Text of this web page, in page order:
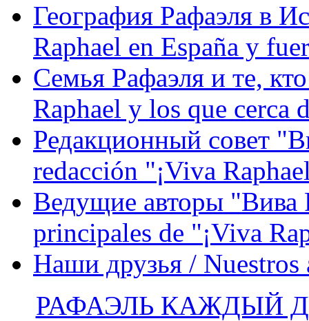
География Рафаэля в
Raphael en España y
Семья Рафаэля и те,
Raphael y los que cerca
Редакционный совет
redacción "¡Viva
Ведущие авторы "Вива
principales de "¡Viva
Наши друзья / Nuestros
РАФАЭЛЬ КАЖДЫЙ